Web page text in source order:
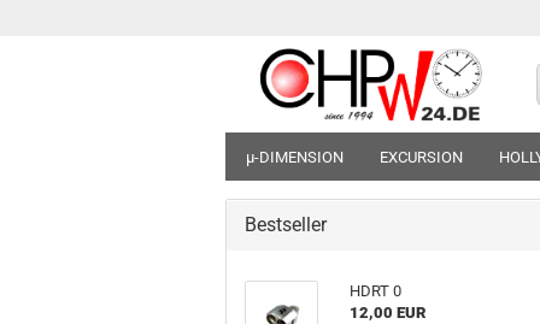
µ-DIMENSION EXCURSION
Bestseller
HDRT 0
12,00 EUR